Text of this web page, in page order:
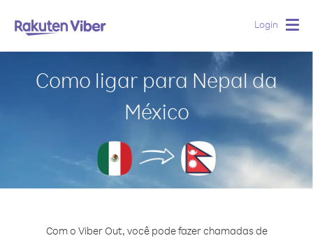
Login
Como ligar para Nepal da
México
Com o Viber Out, você pode fazer chamadas de